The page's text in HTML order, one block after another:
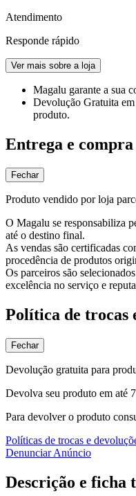
Atendimento
Responde rápido
Ver mais sobre a loja
Magalu garante a sua
Devolução Gratuita
produto.
Entrega e
Fechar
Produto vendido por loja
O Magalu se responsabiliza
até o destino final.
As vendas são certificadas
procedência de produtos
Os parceiros são
excelência no serviço e
Política de trocas
Fechar
Devolução gratuita para
Devolva seu produto em até
Para devolver o produto
Políticas de trocas e
Denunciar Anúncio
Descrição e ficha